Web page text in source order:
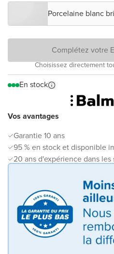
Vos avantages
Garantie 10 ans
95 % en stock et disponible
20 ans d'expérience dans les
Porcelaine blanc
Complétez votre
Choisissez directement
En stock